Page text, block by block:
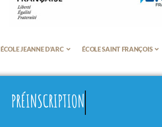
ÉCOLE JEANNE D’ARC ÉCOLE SAINT FRANÇOIS
PRÉINSCRIPTION